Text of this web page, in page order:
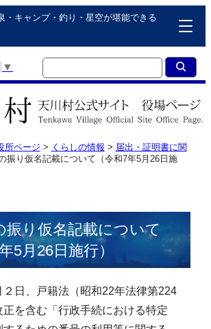
・キャンプ・釣り・星空が堪能できる
▼
所ページ > くらしの情報 > 届出・証明書に関
振り仮名記載について（令和7年5月26日施
振り仮名記載について
5月26日施行）
２日、戸籍法（昭和22年法律第224
を含む「行政手続における特定